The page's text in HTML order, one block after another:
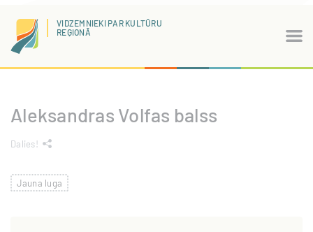
VIDZEMNIEKI PAR KULTŪRU
REĢIONĀ
Aleksandras Volfas balss
Dalies!
Jauna luga